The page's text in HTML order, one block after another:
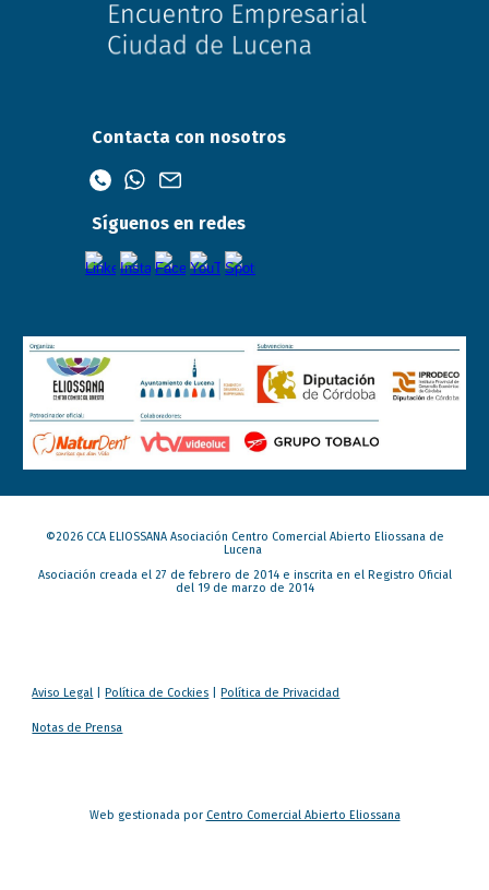
Contacta con nosotros
Síguenos en redes
©2026CCA ELIOSSANA Asociación Centro Comercial Abierto Eliossana de
Lucena
Asociación creada el 27 de febrero de 2014 e inscrita en el Registro Oficial
del 19 de marzo de 2014
Aviso Legal |Política de Cockies |Política de Privacidad
Notas de Prensa
Web gestionada por Centro Comercial Abierto Eliossana